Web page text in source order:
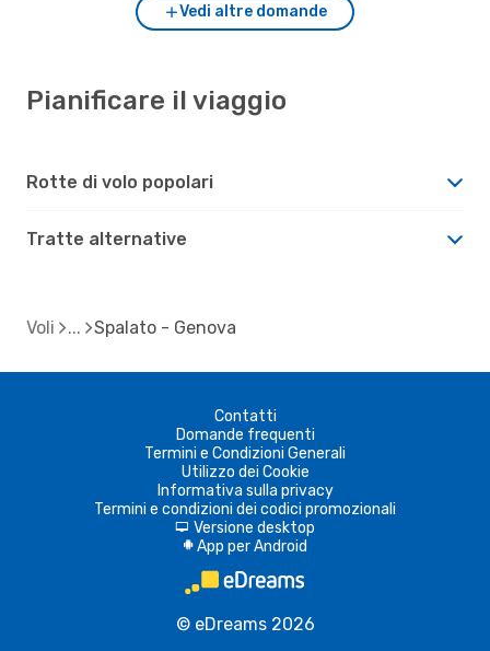
Vedi altre domande
Pianificare il viaggio
Rotte di volo popolari
Tratte alternative
Voli Spalato - Genova
Contatti
Domande frequenti
Termini e Condizioni Generali
Utilizzo dei Cookie
Informativa sulla privacy
Termini e condizioni dei codici promozionali
d Versione desktop
A App per Android
© eDreams 2026